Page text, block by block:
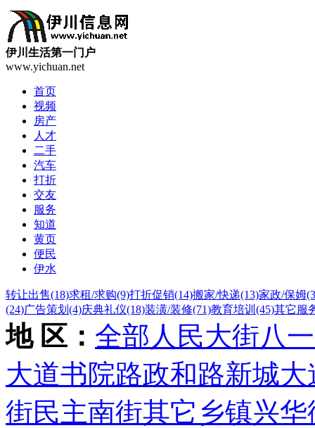
伊川生活第一门户
www.yichuan.net
首页
视频
房产
人才
二手
汽车
打折
交友
服务
知道
黄页
便民
伊水
转让出售(18)求租/求购(9)打折促销(14)搬家/快递(13)家政/保姆
(24)广告策划 (4)庆典礼仪(18)装潢/装修(71)教育培训 (45)其它服
地 区： 全部 人民大街八
大道书院路政和路新城大
街民主南街其它乡镇兴华